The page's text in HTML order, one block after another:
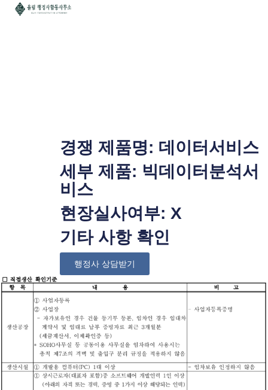
경쟁 제품명: 데이터서비스
세부 제품: 빅데이터분석서
비스
현장실사여부: X
기타 사항 확인
행정사 상담받기